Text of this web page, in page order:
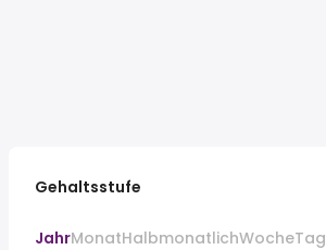
Gehaltsstufe
JahrMonatHalbmonatlichWocheTag